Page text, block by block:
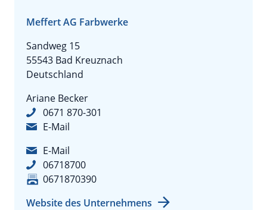
Meffert AG Farbwerke
Sandweg 15
55543 Bad Kreuznach
Deutschland
Ariane Becker
0671 870-301
E-Mail
E-Mail
06718700
0671870390
Website des Unternehmens